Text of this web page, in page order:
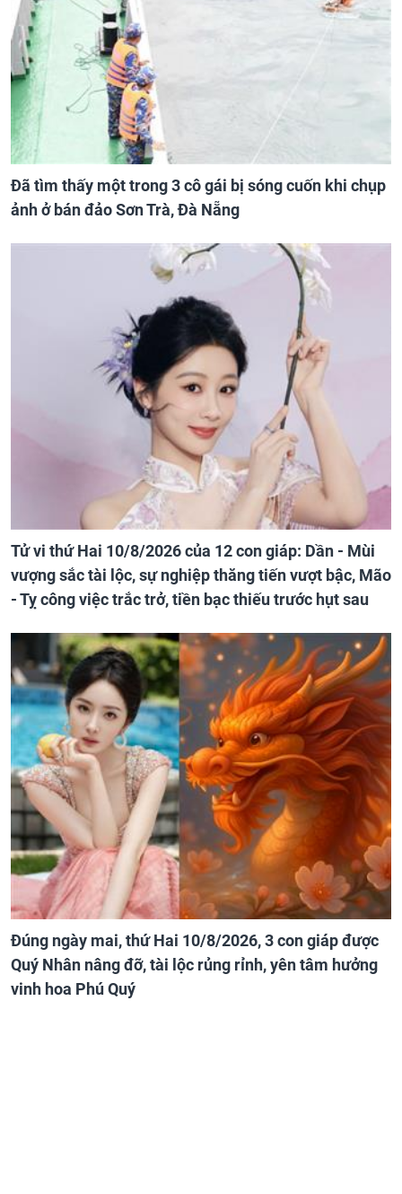
Đã tìm thấy một trong 3 cô gái bị sóng cuốn khi chụp
ảnh ở bán đảo Sơn Trà, Đà Nẵng
Tử vi thứ Hai 10/8/2026 của 12 con giáp: Dần - Mùi
vượng sắc tài lộc, sự nghiệp thăng tiến vượt bậc, Mão
- Tỵ công việc trắc trở, tiền bạc thiếu trước hụt sau
Đúng ngày mai, thứ Hai 10/8/2026, 3 con giáp được
Quý Nhân nâng đỡ, tài lộc rủng rỉnh, yên tâm hưởng
vinh hoa Phú Quý